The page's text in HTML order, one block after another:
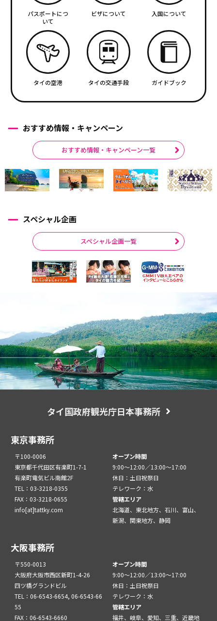
パスポートにつ
いて
ビザについて 入国について
タイの空港 タイの交通手段 ガイドブック
おすすめ情報・キャンペーン
おすすめ情報・キャンペーン一覧
スペシャル企画
スペシャル企画一覧
タイ国政府観光庁日本事務所
東京事務所
〒100-0006
東京都千代田区有楽町1-7-1
有楽町電気ビル南館2F
TEL：03-3218-0355
FAX：03-3218-0655
info[at]tattky.com
オープン時間
9:00～12:00／13:00～17:00
休日：土日祝祭日
テレワーク：水
管轄エリア
北海道、東北地方、石川、富山、
新潟、関東地方、静岡
大阪事務所
〒550-0013
大阪府大阪市西区新町1-4-26
四ツ橋グランドビル
TEL：06-6543-6654, 06-6543-66
55
FAX：06-6543-6660
オープン時間
9:00～12:00／13:00～17:00
休日：土日祝祭日
テレワーク：水
管轄エリア
福井、岐阜、愛知、三重、近畿地